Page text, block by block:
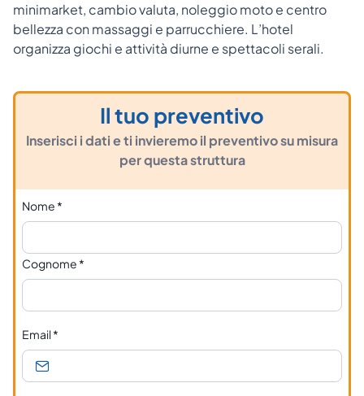
minimarket, cambio valuta, noleggio moto e centro
bellezza con massaggi e parrucchiere. L’hotel
organizza giochi e attività diurne e spettacoli serali.
Il tuo preventivo
Inserisci i dati e ti invieremo il preventivo su misura
per questa struttura
Nome*
Cognome*
Email*